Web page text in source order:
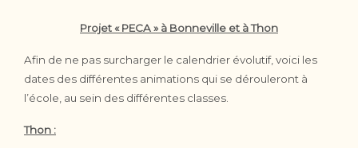
Projet « PECA » à Bonneville et à Thon
Afin de ne pas surcharger le calendrier évolutif, voici les
dates des différentes animations qui se dérouleront à
l’école, au sein des différentes classes.
Thon :